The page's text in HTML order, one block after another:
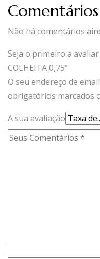
Comentários
Não há comentários
Seja o primeiro a avaliar
COLHEITA 0,75”
O seu endereço de
obrigatórios marcados
A sua avaliação